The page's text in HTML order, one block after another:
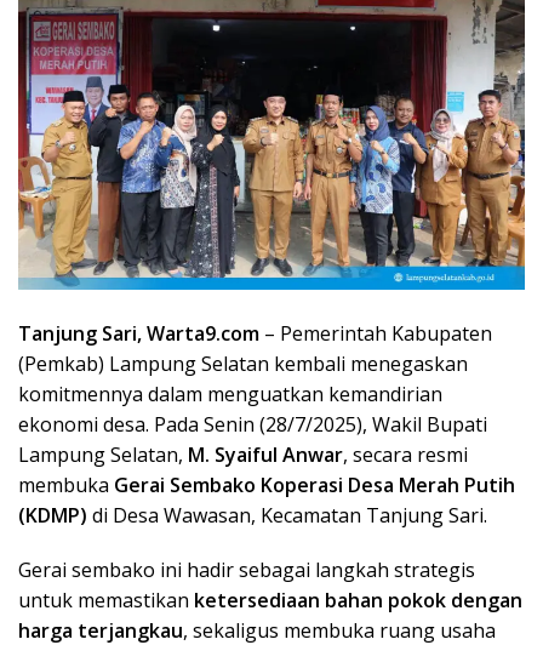
Tanjung Sari, Warta9.com – Pemerintah Kabupaten
(Pemkab) Lampung Selatan kembali menegaskan
komitmennya dalam menguatkan kemandirian
ekonomi desa. Pada Senin (28/7/2025), Wakil Bupati
Lampung Selatan, M. Syaiful Anwar, secara resmi
membuka Gerai Sembako Koperasi Desa Merah Putih
(KDMP) di Desa Wawasan, Kecamatan Tanjung Sari.
Gerai sembako ini hadir sebagai langkah strategis
untuk memastikan ketersediaan bahan pokok dengan
harga terjangkau, sekaligus membuka ruang usaha